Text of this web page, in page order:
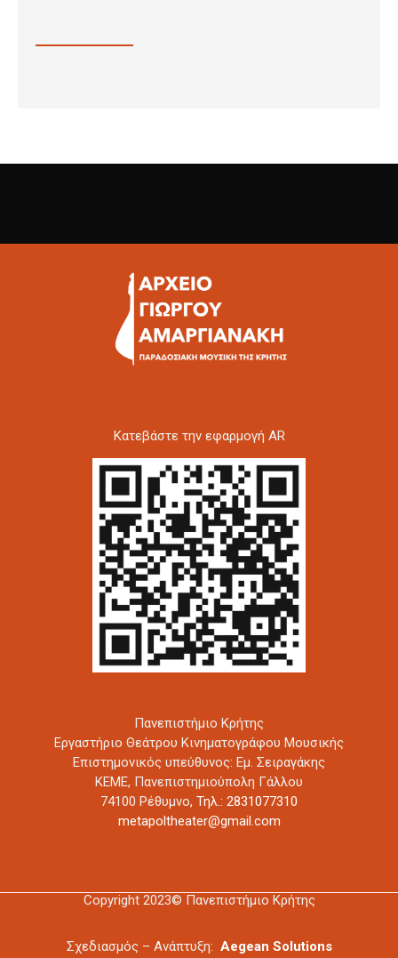
Kατεβάστε την εφαρμογή AR
Πανεπιστήμιο Κρήτης
Εργαστήριο Θεάτρου Κινηματογράφου Μουσικής
Επιστημονικός υπεύθυνος: Εμ. Σειραγάκης
ΚΕΜΕ, Πανεπιστημιούπολη Γάλλου
74100 Ρέθυμνο, Τηλ.: 2831077310
metapoltheater@gmail.com
Copyright 2023© Πανεπιστήμιο Κρήτης
Σχεδιασμός – Ανάπτυξη: Aegean Solutions